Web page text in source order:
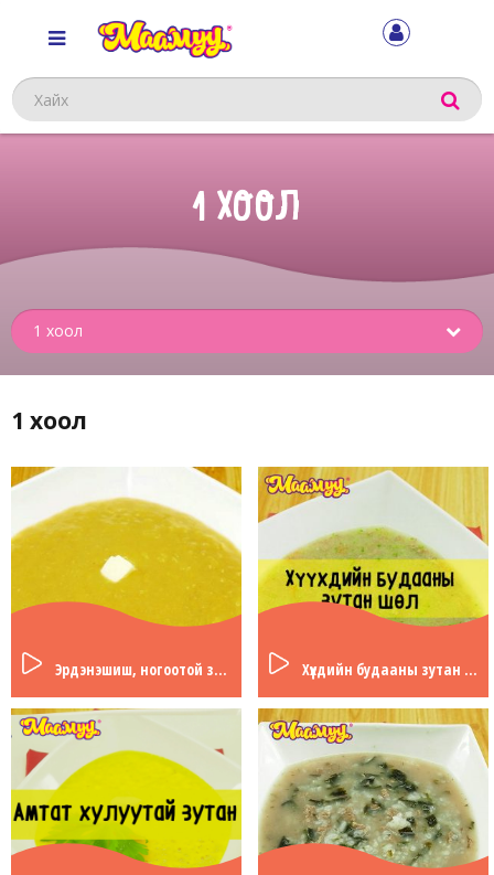
Хайх
1 ХООЛ
1 хоол
Эрдэнэшиш, ногоотой зутан Хүүхдийн будааны зутан шөл